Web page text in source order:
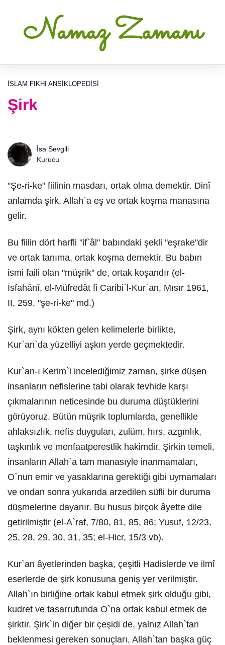
Namaz Zamanı
İSLAM FIKHI ANSIKLOPEDISI
Şirk
İsa Sevgili
Kurucu
"Şe-ri-ke" fiilinin masdarı, ortak olma demektir. Dinî
anlamda şirk, Allah`a eş ve ortak koşma manasına
gelir.
Bu fiilin dört harfli "if`âl" babındaki şekli "eşrake"dir
ve ortak tanıma, ortak koşma demektir. Bu babın
ismi faili olan "müşrik" de, ortak koşandır (el-
İsfahânî, el-Müfredât fi Caribi`l-Kur`an, Mısır 1961,
II, 259, "şe-ri-ke" md.)
Şirk, aynı kökten gelen kelimelerle birlikte,
Kur`an`da yüzelliyi aşkın yerde geçmektedir.
Kur`an-ı Kerim`i incelediğimiz zaman, şirke düşen
insanların nefislerine tabi olarak tevhide karşı
çıkmalarının neticesinde bu duruma düştüklerini
görüyoruz. Bütün müşrik toplumlarda, genellikle
ahlaksızlık, nefis duyguları, zulüm, hırs, azgınlık,
taşkınlık ve menfaatperestlik hakimdir. Şirkin temeli,
insanların Allah`a tam manasıyle inanmamaları,
O`nun emir ve yasaklarına gerektiği gibi uymamaları
ve ondan sonra yukarıda arzedilen süfli bir duruma
düşmelerine dayanır. Bu husus birçok âyette dile
getirilmiştir (el-A`raf, 7/80, 81, 85, 86; Yusuf, 12/23,
25, 28, 29, 30, 31, 35; el-Hicr, 15/3 vb).
Kur`an âyetlerinden başka, çeşitli Hadislerde ve ilmî
eserlerde de şirk konusuna geniş yer verilmiştir.
Allah`ın birliğine ortak kabul etmek şirk olduğu gibi,
kudret ve tasarrufunda O`na ortak kabul etmek de
şirktir. Şirk`in diğer bir çeşidi de, yalnız Allah`tan
beklenmesi gereken sonuçları, Allah`tan başka güç